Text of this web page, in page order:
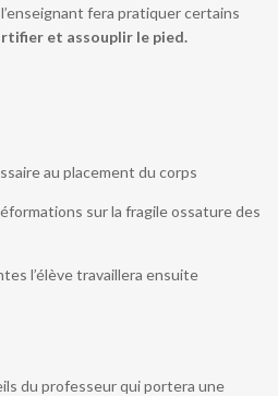
fera pratiquer certains
et assouplir le pied.
au placement du corps
sur la fragile ossature des
l’élève travaillera ensuite
du professeur qui portera une